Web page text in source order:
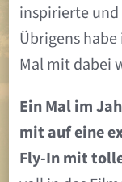
inspirierte
Übrigens
Mal mit dabei
Ein Mal im
mit auf eine
Fly-In mit